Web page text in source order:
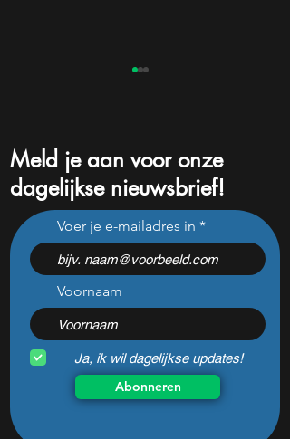
Dit AI aandeel groeit
explosief en kan de grote
winnaar van AI worden
Meld je aan voor onze
dagelijkse nieuwsbrief!
Voer je e-mailadres in
Voornaam
Ja, ik wil dagelijkse updates!
Abonneren